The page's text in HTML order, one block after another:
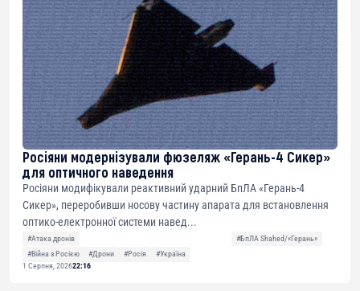
Росіяни модернізували фюзеляж «Герань-4 Сикер»
для оптичного наведення
Росіяни модифікували реактивний ударний БпЛА «Герань-4
Сикер», переробивши носову частину апарата для встановлення
оптико-електронної системи навед...
#Атака дронів
#БпЛА Shahed/«Герань»
#Війна з Росією
#Дрони #Росія
#Україна
1 Серпня, 202622:16